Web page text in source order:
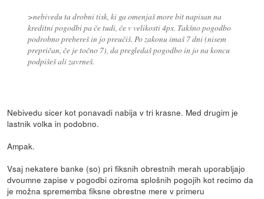
>nebivedu ta drobni tisk, ki ga omenjaš more bit napisan na
kreditni pogodbi pa če tudi, če v velikosti 4px. Takšno pogodbo
podrobno prebereš in jo preučiš. Po zakonu imaš 7 dni (nisem
prepričan, če je točno 7), da pregledaš pogodbo in jo na koncu
podpišeš ali zavrneš.
Nebivedu sicer kot ponavadi nabija v tri krasne. Med drugim je
lastnik volka in podobno.
Ampak.
Vsaj nekatere banke (so) pri fiksnih obrestnih merah uporabljajo
dvoumne zapise v pogodbi oziroma splošnih pogojih kot recimo da
je možna sprememba fiksne obrestne mere v primeru